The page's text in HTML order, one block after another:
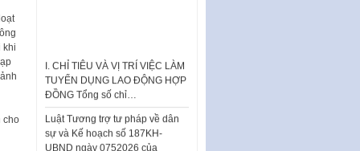
khi
cho
TUYỂN DỤNG LAO ĐỘNG HỢP
ĐỒNG Tổng số chỉ…
Luật Tương trợ tư pháp về dân
sự và Kế hoạch số 187KH-
UBND ngày 0752026 của
UBND…